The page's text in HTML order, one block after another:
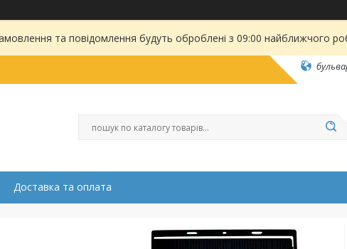
та повідомлення будуть оброблені з 09:00 найближчого
Доставка та оплата